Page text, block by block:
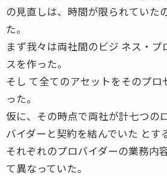
の見直しは、時間が限られていた
た。
まず我々は両社間のビジ ネス・プ
スを作った。
そし て全てのアセットをそのプロ
った。
仮に、その時点で両社が計七つの
バイダーと契約を結んでいた とす
それぞれのプロバイダーの業務内
て異なっていた。